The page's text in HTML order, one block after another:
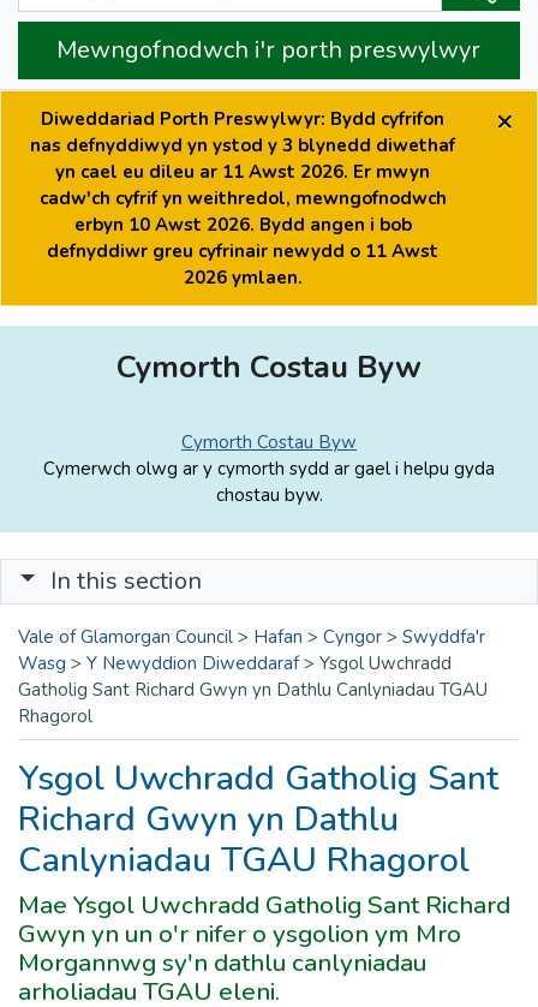
Mewngofnodwch i'r porth preswylwyr
Diweddariad Porth Preswylwyr: Bydd cyfrifon
nas defnyddiwyd yn ystod y 3 blynedd diwethaf
yn cael eu dileu ar 11 Awst 2026. Er mwyn
cadw'ch cyfrif yn weithredol, mewngofnodwch
erbyn 10 Awst 2026. Bydd angen i bob
defnyddiwr greu cyfrinair newydd o 11 Awst
2026 ymlaen.
×
Cymorth Costau Byw
Cymorth Costau Byw
Cymerwch olwg ar y cymorth sydd ar gael i helpu gyda
chostau byw.
In this section
Vale of Glamorgan Council > Hafan > Cyngor > Swyddfa'r
Wasg > Y Newyddion Diweddaraf> Ysgol Uwchradd
Gatholig Sant Richard Gwyn yn Dathlu Canlyniadau TGAU
Rhagorol
Ysgol Uwchradd Gatholig Sant
Richard Gwyn yn Dathlu
Canlyniadau TGAU Rhagorol
Mae Ysgol Uwchradd Gatholig Sant Richard
Gwyn yn un o'r nifer o ysgolion ym Mro
Morgannwg sy'n dathlu canlyniadau
arholiadau TGAU eleni.